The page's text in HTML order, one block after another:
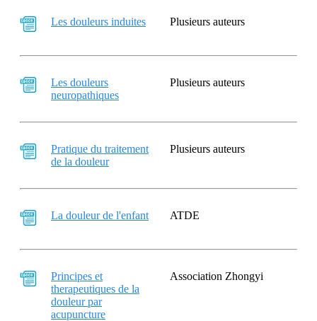
Les douleurs induites Plusieurs auteurs
Les douleurs
neuropathiques
Plusieurs auteurs
Pratique du traitement
de la douleur
Plusieurs auteurs
La douleur de l'enfant ATDE
Principes et
therapeutiques de la
douleur par
acupuncture
Association Zhongyi